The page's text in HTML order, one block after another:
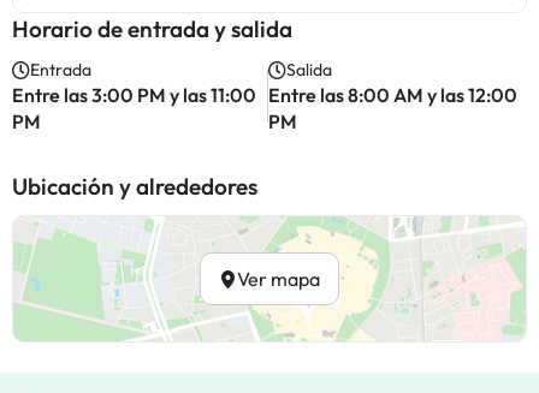
Horario de entrada y salida
Entrada
Entre las 3:00 PM y las 11:00
PM
Salida
Entre las 8:00 AM y las 12:00
PM
Ubicación y alrededores
Ver mapa